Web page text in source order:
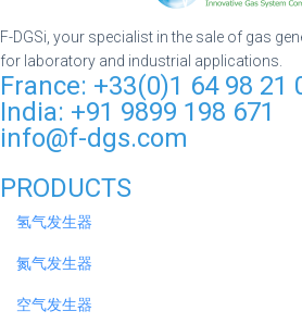
F-DGSi, your specialist in the sale of gas
for laboratory and industrial applications.
France: +33(0)1 64 98 21
India: +91 9899 198 671
info@f-dgs.com
PRODUCTS
氢气发生器
氮气发生器
空气发生器